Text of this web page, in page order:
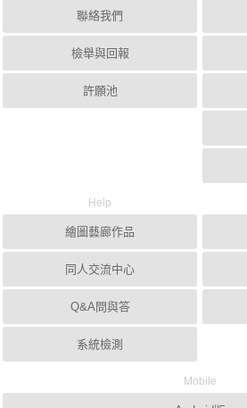
聯絡我們
檢舉與回報
許願池
Help
繪圖藝廊作品
同人交流中心
Q&A問與答
系統檢測
Mobile